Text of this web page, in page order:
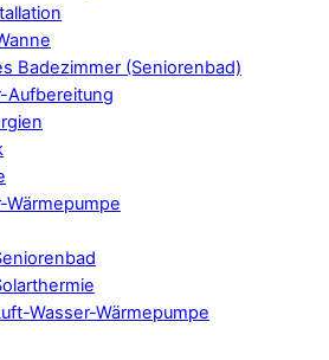
Badezimmer (Seniorenbad)
Aufbereitung
Wärmepumpe
Wasser-Wärmepumpe